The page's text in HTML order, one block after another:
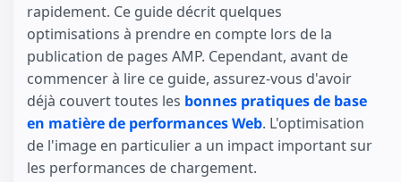
rapidement. Ce guide décrit quelques
optimisations à prendre en compte lors de la
publication de pages AMP. Cependant, avant de
commencer à lire ce guide, assurez-vous d'avoir
déjà couvert toutes les bonnes pratiques de base
en matière de performances Web. L'optimisation
de l'image en particulier a un impact important sur
les performances de chargement.